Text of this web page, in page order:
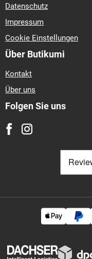
Datenschutz
Impressum
Cookie Einstellungen
Über Butikumi
Kontakt
Über uns
Folgen Sie uns